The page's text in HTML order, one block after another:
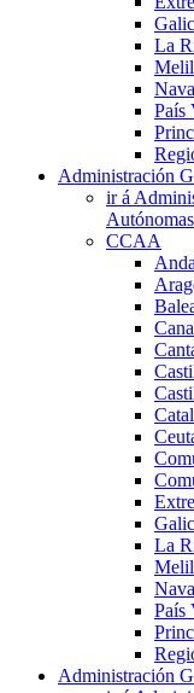
La
País
Administración
ir á
Autónomas
CCAA
La
País
Administración